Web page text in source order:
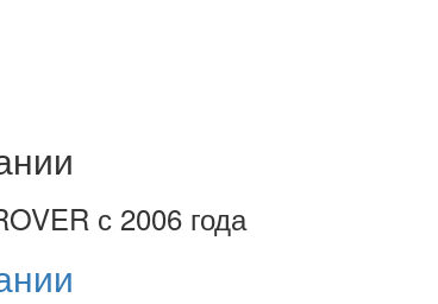
с 2006 года